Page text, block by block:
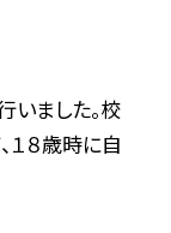
いました。校
１８歳時に自